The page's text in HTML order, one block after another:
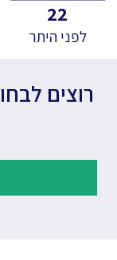
22
לפני היתר